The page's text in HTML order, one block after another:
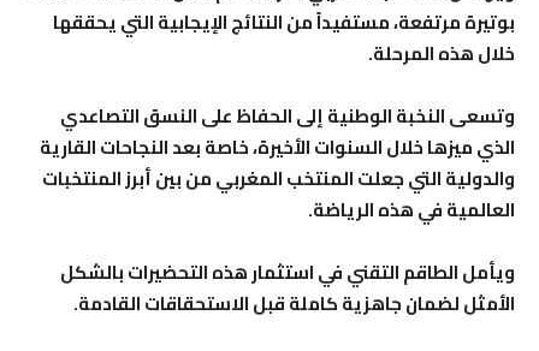
بوتيرة مرتفعة، مستفيداً من النتائج الإيجابية التي يحققها
خلال هذه المرحلة.
وتسعى النخبة الوطنية إلى الحفاظ على النسق التصاعدي
الذي ميزها خلال السنوات الأخيرة، خاصة بعد النجاحات القارية
والدولية التي جعلت المنتخب المغربي من بين أبرز المنتخبات
العالمية في هذه الرياضة.
ويأمل الطاقم التقني في استثمار هذه التحضيرات بالشكل
الأمثل لضمان جاهزية كاملة قبل الاستحقاقات القادمة.